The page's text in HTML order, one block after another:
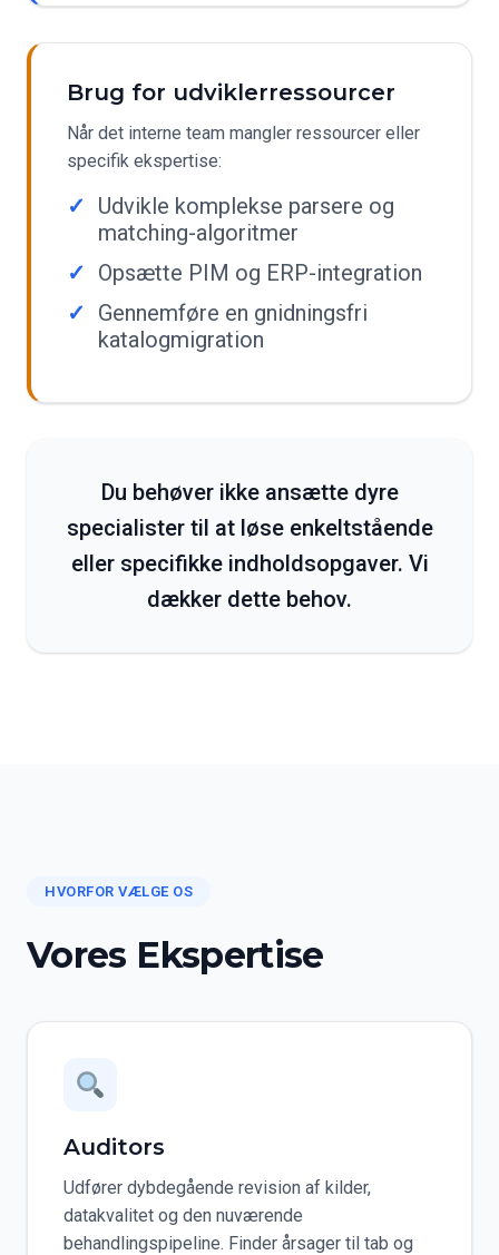
Brug for udviklerressourcer
Når det interne team mangler ressourcer eller
specifik ekspertise:
Udvikle komplekse parsere og
matching-algoritmer
Opsætte PIM og ERP-integration
Gennemføre en gnidningsfri
katalogmigration
Du behøver ikke ansætte dyre
specialister til at løse enkeltstående
eller specifikke indholdsopgaver. Vi
dækker dette behov.
HVORFOR VÆLGE OS
Vores Ekspertise
Auditors
Udfører dybdegående revision af kilder,
datakvalitet og den nuværende
behandlingspipeline. Finder årsager til tab og